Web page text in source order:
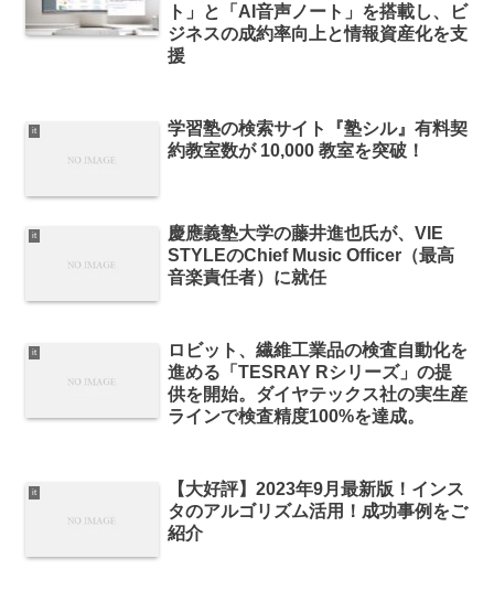
ト」と「AI音声ノート」を搭載し、ビ
ジネスの成約率向上と情報資産化を支
援
it
学習塾の検索サイト『塾シル』有料契
約教室数が 10,000 教室を突破！
it
慶應義塾大学の藤井進也氏が、VIE
STYLEのChief Music Officer（最高
音楽責任者）に就任
it
ロビット、繊維工業品の検査自動化を
進める「TESRAY Rシリーズ」の提
供を開始。ダイヤテックス社の実生産
ラインで検査精度100%を達成。
it
【大好評】2023年9月最新版！インス
タのアルゴリズム活用！成功事例をご
紹介